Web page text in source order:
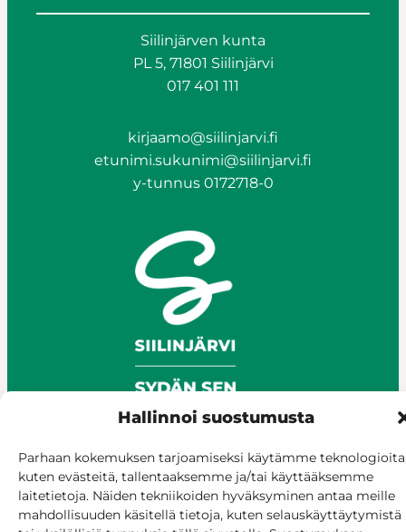
Hallinnoi suostumusta
Parhaan kokemuksen tarjoamiseksi käytämme
kuten evästeitä, tallentaaksemme ja/tai käyttääksemme
laitetietoja. Näiden tekniikoiden hyväksyminen antaa meille
mahdollisuuden käsitellä tietoja, kuten selauskäyttäytymistä
Siilinjärven kunta
PL 5, 71801 Siilinjärvi
017 401 111
kirjaamo@siilinjarvi.fi
etunimi.sukunimi@siilinjarvi.fi
y-tunnus 0172718-0
© Siilinjärvi 2025
Anna palautetta